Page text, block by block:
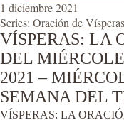
1 diciembre 2021
Series: Oración de Vísperas
VÍSPERAS: LA
DEL
2021 –
SEMANA DEL
VÍSPERAS: LA